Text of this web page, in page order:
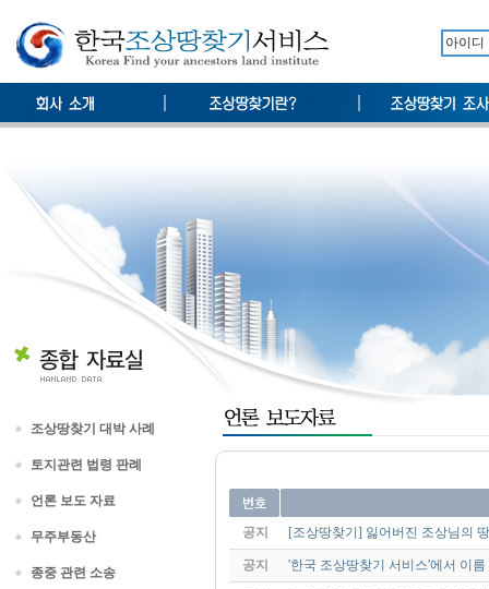
조상땅찾기 대박 사례
토지관련 법령 판례
언론 보도 자료
무주부동산
종중 관련 소송
공지 [조상땅찾기] 잃어버진 조상님의
공지 '한국 조상땅찾기 서비스'에서 이